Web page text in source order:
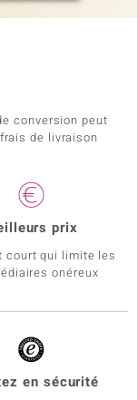
conversion peut
de livraison
prix
court qui limite les
onéreux
en sécurité